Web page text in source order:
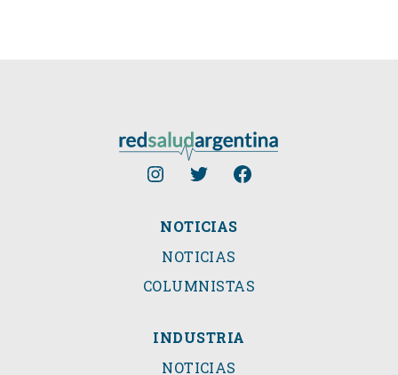
NOTICIAS
NOTICIAS
COLUMNISTAS
INDUSTRIA
NOTICIAS